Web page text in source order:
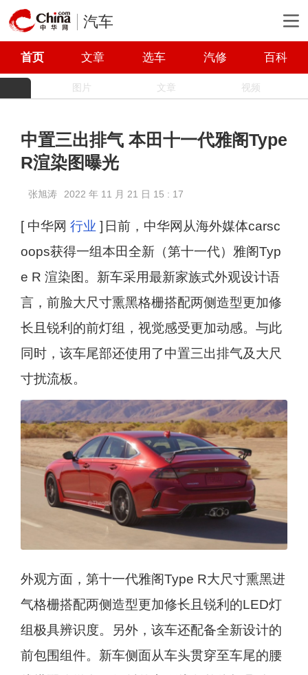
汽车
首页 文章 选车 汽修 百科
图片 文章 视频
中置三出排气 本田十一代雅阁Type
R渲染图曝光
张旭涛 2022 年 11 月 21 日 15 : 17
[ 中华网 行业 ] 日前，中华网从海外媒体carsc
oops获得一组本田全新（第十一代）雅阁Typ
e R 渲染图。新车采用最新家族式外观设计语
言，前脸大尺寸熏黑格栅搭配两侧造型更加修
长且锐利的前灯组，视觉感受更加动感。与此
同时，该车尾部还使用了中置三出排气及大尺
寸扰流板。
外观方面，第十一代雅阁Type R大尺寸熏黑进
气格栅搭配两侧造型更加修长且锐利的LED灯
组极具辨识度。另外，该车还配备全新设计的
前包围组件。新车侧面从车头贯穿至车尾的腰